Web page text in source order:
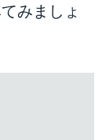
みましょ